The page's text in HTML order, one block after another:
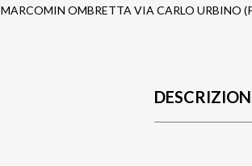
MARCOMIN OMBRETTA VIA CARLO URBINO